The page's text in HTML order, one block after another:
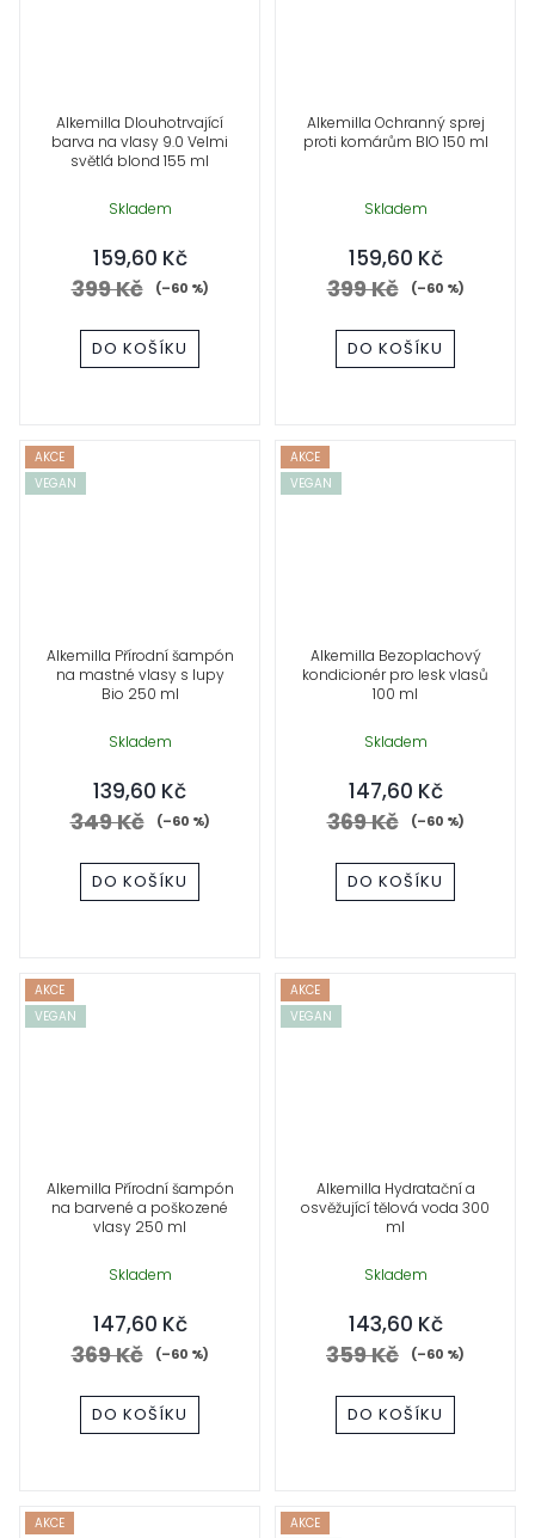
Alkemilla Dlouhotrvající
barva na vlasy 9.0 Velmi
světlá blond 155 ml
Skladem
159,60 Kč
399 Kč (–60 %)
DO KOŠÍKU
Alkemilla Ochranný sprej
proti komárům BIO 150 ml
Skladem
159,60 Kč
399 Kč (–60 %)
DO KOŠÍKU
AKCE
VEGAN
Alkemilla Přírodní šampón
na mastné vlasy s lupy
Bio 250 ml
Skladem
139,60 Kč
349 Kč (–60 %)
DO KOŠÍKU
AKCE
VEGAN
Alkemilla Bezoplachový
kondicionér pro lesk vlasů
100 ml
Skladem
147,60 Kč
369 Kč (–60 %)
DO KOŠÍKU
AKCE
VEGAN
Alkemilla Přírodní šampón
na barvené a poškozené
vlasy 250 ml
Skladem
147,60 Kč
369 Kč (–60 %)
DO KOŠÍKU
AKCE
VEGAN
Alkemilla Hydratační a
osvěžující tělová voda 300
ml
Skladem
143,60 Kč
359 Kč (–60 %)
DO KOŠÍKU
AKCE
AKCE